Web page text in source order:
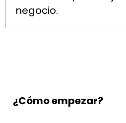
negocio.
¿Cómo empezar?